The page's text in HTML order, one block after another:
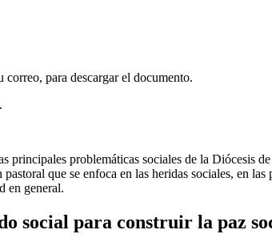
para descargar el documento.
principales problemáticas sociales de la Diócesis
pastoral que se enfoca en las heridas sociales, en
en general.
social para construir la paz